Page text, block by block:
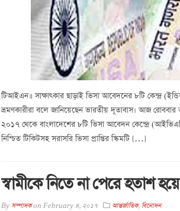
টিআইএন॥ সাক্ষাৎকার ছাড়াই ভিসা আবেদনের ৮টি কেন্দ্র
ভ্রমণকারীরা বলে জানিয়েছেন ভারতীয় দূতাবাস। আজ
২০১৭ থেকে বাংলাদেশের ৮টি ভিসা আবেদন কেন্দ্রে
নিশ্চিত টিকিটসহ সরাসরি ভিসা প্রাপ্তির স্কিমটি […]
স্বামীকে নিতে না পেরে হতাশ
By সম্পাদকon February 4, 2017 আন্তর্জাতিক, বিনোদন